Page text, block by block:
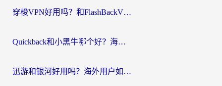
穿梭VPN好用吗？和FlashBackVPN对比哪个回国效果更好？
Quickback和小黑牛哪个好？海外党亲测指南，选对回国加速器秒回国内
迅游和银河好用吗？海外用户如何选择回国加速器实现无缝访问国内资源